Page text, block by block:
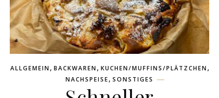
ALLGEMEIN, BACKWAREN, KUCHEN/MUFFINS/PLÄTZCHEN,
NACHSPEISE, SONSTIGES